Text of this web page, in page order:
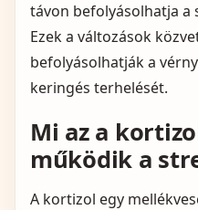
távon befolyásolhatja a
Ezek a változások
befolyásolhatják a
keringés terhelését.
Mi az a
működik a
A kortizol egy